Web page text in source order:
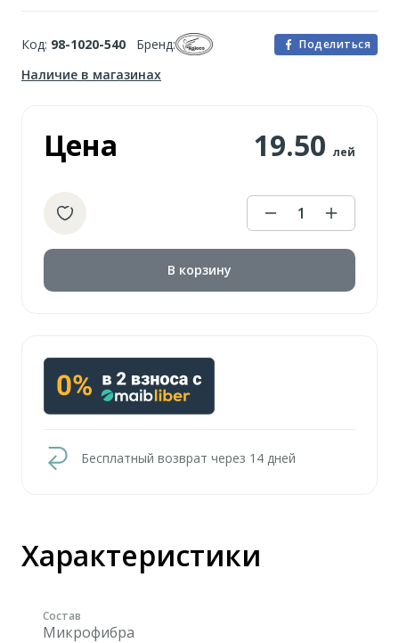
Код: 98-1020-540 Бренд: Поделиться
Наличие в магазинах
Цена 19.50 лей
1
В корзину
Бесплатный возврат через 14 дней
Характеристики
Состав
Микрофибра